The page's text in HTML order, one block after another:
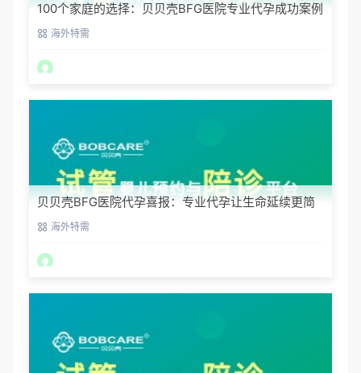
100个家庭的选择：贝贝壳BFG医院专业代孕成功案例
分享海外特需
贝贝壳BFG医院代孕喜报：专业代孕让生命延续更简
单 海外特需